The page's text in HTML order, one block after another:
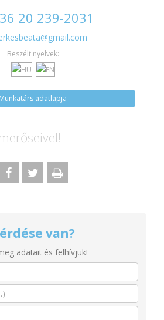
20 239-2031
Beszélt nyelvek:
Munkatárs adatlapja
van?
adatait és felhívjuk!